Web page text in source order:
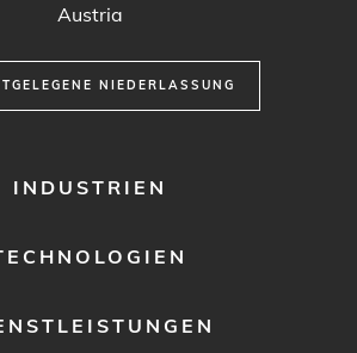
Austria
NIEDERLASSUNG
INDUSTRIEN